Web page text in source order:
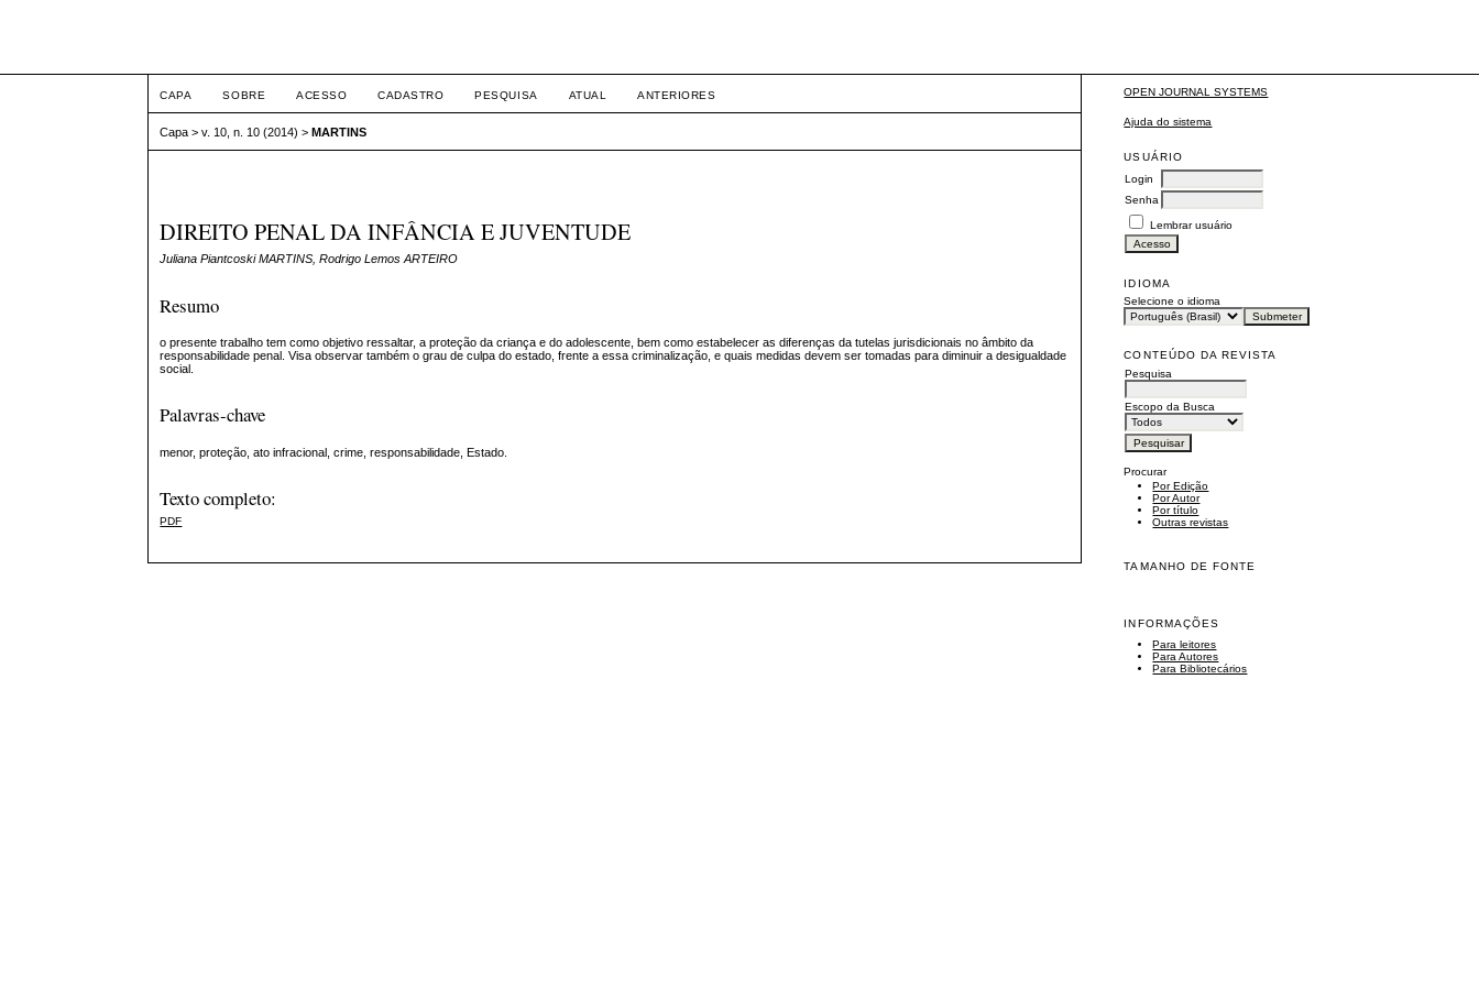
OPEN JOURNAL SYSTEMS
Ajuda do sistema
USUÁRIO
Login
Senha
Lembrar usuário
IDIOMA
Selecione o idioma
CONTEÚDO DA REVISTA
Pesquisa
Escopo da Busca
Procurar
Por Edição
Por Autor
Por título
Outras revistas
TAMANHO DE FONTE
INFORMAÇÕES
Para leitores
Para Autores
Para Bibliotecários
CAPA SOBRE ACESSO CADASTRO PESQUISA ATUAL ANTERIORES
Capa >v. 10, n. 10 (2014) >MARTINS
DIREITO PENAL DA INFÂNCIA E JUVENTUDE
Juliana Piantcoski MARTINS, Rodrigo Lemos ARTEIRO
Resumo
o presente trabalho tem como objetivo ressaltar, a proteção da criança e do adolescente, bem como estabelecer as diferenças da tutelas jurisdicionais no âmbito da
responsabilidade penal. Visa observar também o grau de culpa do estado, frente a essa criminalização, e quais medidas devem ser tomadas para diminuir a desigualdade
social.
Palavras-chave
menor, proteção, ato infracional, crime, responsabilidade, Estado.
Texto completo:
PDF